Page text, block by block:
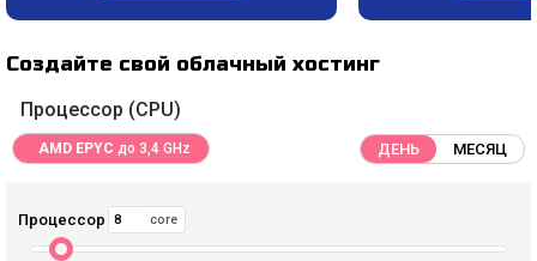
Создайте свой облачный хостинг
Процессор (CPU)
AMD EPYC до 3,4 GHz ДЕНЬ МЕСЯЦ
Процессор core